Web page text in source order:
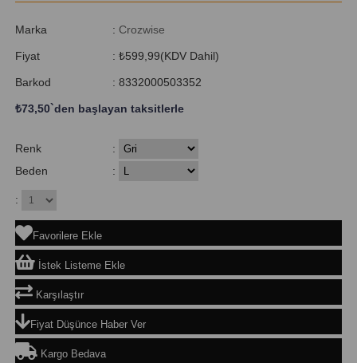
Marka : Crozwise
Fiyat : ₺599,99(KDV Dahil)
Barkod : 8332000503352
₺73,50`den başlayan taksitlerle
Renk
:
Beden
:
:
Favorilere Ekle
İstek Listeme Ekle
Karşılaştır
Fiyat Düşünce Haber Ver
Kargo Bedava